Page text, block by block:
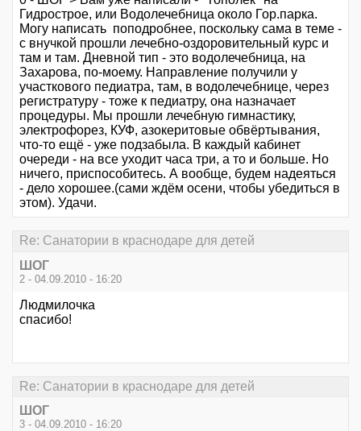
Гидрострое, или Водолечебница около Гор.парка.
Могу написать поподробнее, поскольку сама в теме -
с внучкой прошли лечебно-оздоровительный курс и
там и там. Дневной тип - это водолечебница, на
Захарова, по-моему. Направление получили у
участкового педиатра, там, в водолечебнице, через
регистратуру - тоже к педиатру, она назначает
процедуры. Мы прошли лечебную гимнастику,
электрофорез, КУФ, азокеритовые обвёртывания,
что-то ещё - уже подзабыла. В каждый кабинет
очереди - на все уходит часа три, а то и больше. Но
ничего, приспособитесь. А вообще, будем надеяться
- дело хорошее.(сами ждём осени, чтобы убедиться в
этом). Удачи.
Re: Санатории в краснодаре для детей
ШОГ
2 - 04.09.2010 - 16:20
Людмилочка
спасибо!
Re: Санатории в краснодаре для детей
ШОГ
3 - 04.09.2010 - 16:20